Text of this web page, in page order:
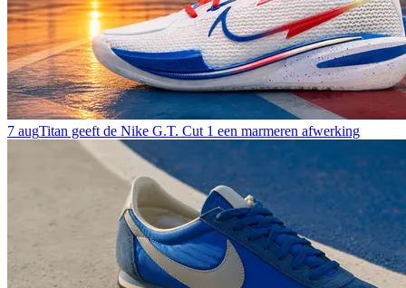
7 augTitan geeft de Nike G.T. Cut 1 een marmeren afwerking